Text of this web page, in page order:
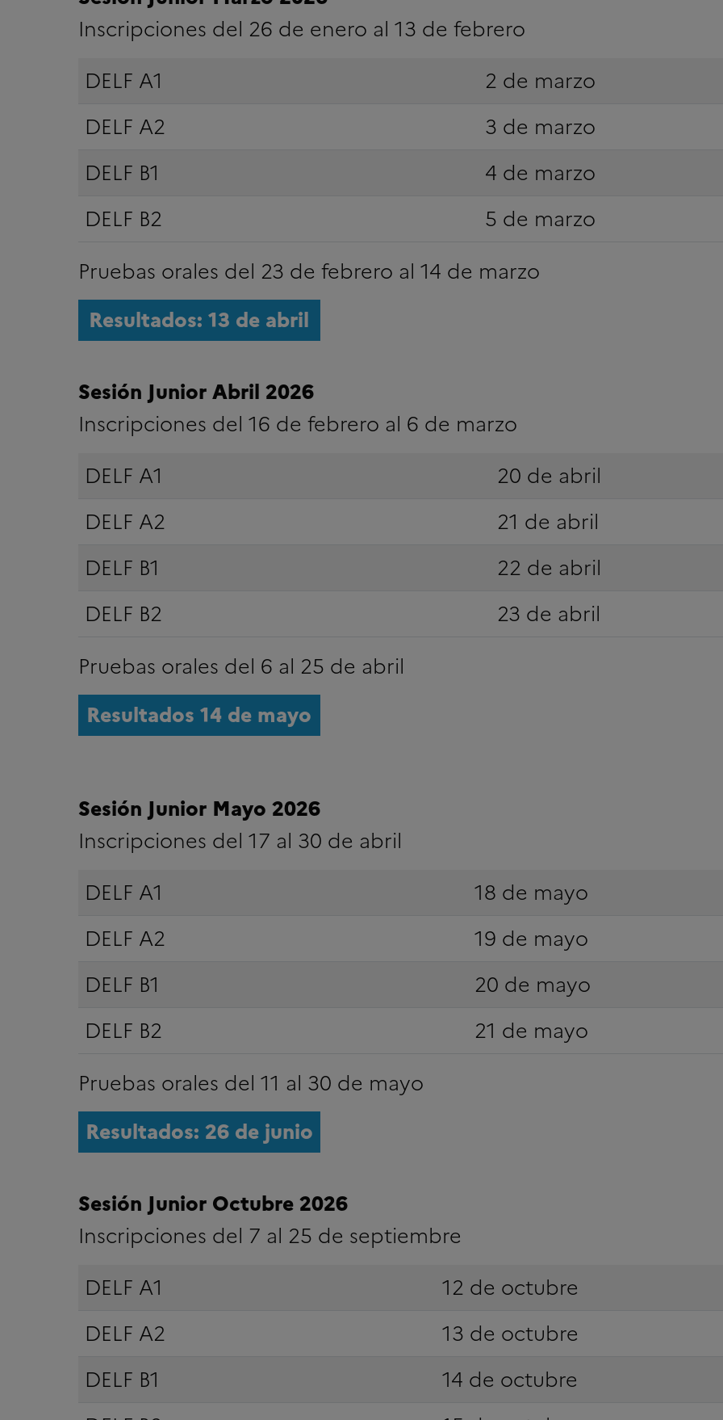
Inscripciones del 26 de enero al 13 de febrero
DELF A1
2 de marzo
DELF A2
3 de marzo
DELF B1
4 de marzo
DELF B2
5 de marzo
Pruebas orales del 23 de febrero al 14 de marzo
Resultados: 13 de abril
Sesión Junior Abril 2026
Inscripciones del 16 de febrero al 6 de marzo
DELF A1
20 de abril
DELF A2
21 de abril
DELF B1
22 de abril
DELF B2
23 de abril
Pruebas orales del 6 al 25 de abril
Resultados 14 de mayo
Sesión Junior Mayo 2026
Inscripciones del 17 al 30 de abril
DELF A1
18 de mayo
DELF A2
19 de mayo
DELF B1
20 de mayo
DELF B2
21 de mayo
Pruebas orales del 11 al 30 de mayo
Resultados: 26 de junio
Sesión Junior Octubre 2026
Inscripciones del 7 al 25 de septiembre
DELF A1
12 de octubre
DELF A2
13 de octubre
DELF B1
14 de octubre